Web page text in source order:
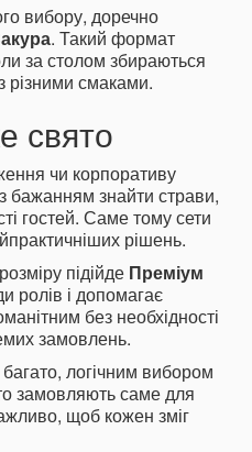
вибору, доречно
. Такий формат
за столом збираються
різними смаками.
свято
чи корпоративу
бажанням знайти страви,
гостей. Саме тому сети
рішень.
підійде Преміум
ролів і допомагає
без необхідності
замовлень.
логічним вибором
замовляють саме для
щоб кожен зміг